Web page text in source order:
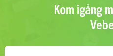
Kom igång